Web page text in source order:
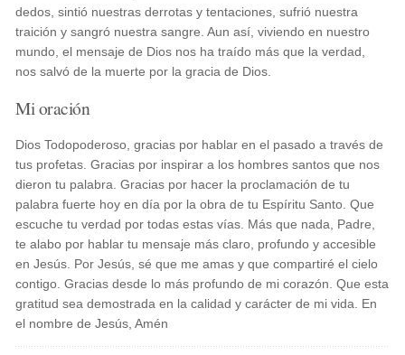
dedos, sintió nuestras derrotas y tentaciones, sufrió nuestra
traición y sangró nuestra sangre. Aun así, viviendo en nuestro
mundo, el mensaje de Dios nos ha traído más que la verdad,
nos salvó de la muerte por la gracia de Dios.
Mi oración
Dios Todopoderoso, gracias por hablar en el pasado a través de
tus profetas. Gracias por inspirar a los hombres santos que nos
dieron tu palabra. Gracias por hacer la proclamación de tu
palabra fuerte hoy en día por la obra de tu Espíritu Santo. Que
escuche tu verdad por todas estas vías. Más que nada, Padre,
te alabo por hablar tu mensaje más claro, profundo y accesible
en Jesús. Por Jesús, sé que me amas y que compartiré el cielo
contigo. Gracias desde lo más profundo de mi corazón. Que esta
gratitud sea demostrada en la calidad y carácter de mi vida. En
el nombre de Jesús, Amén